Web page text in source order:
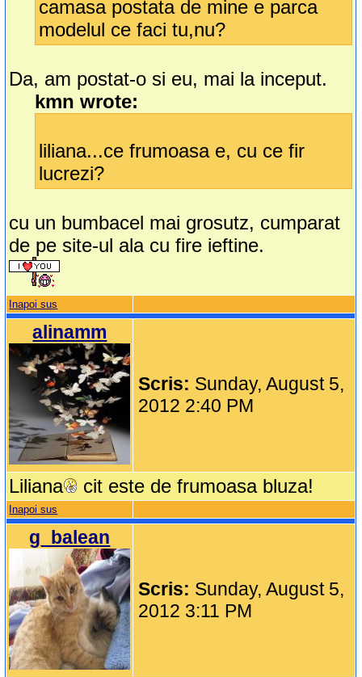
camasa postata de mine e parca
modelul ce faci tu,nu?
Da, am postat-o si eu, mai la inceput.
kmn wrote:
liliana...ce frumoasa e, cu ce fir
lucrezi?
cu un bumbacel mai grosutz, cumparat
de pe site-ul ala cu fire ieftine.
Inapoi sus
alinamm
Scris: Sunday, August 5,
2012 2:40 PM
Liliana cit este de frumoasa bluza!
Inapoi sus
g_balean
Scris: Sunday, August 5,
2012 3:11 PM